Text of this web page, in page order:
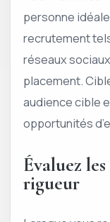
personne
recrutement
réseaux
placement.
audience cible
opportunités
Évaluez
rigueur